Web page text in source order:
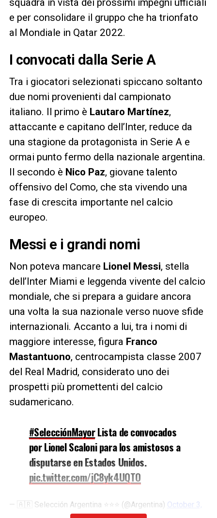
e per consolidare il gruppo che ha trionfato
al Mondiale in Qatar 2022.
I convocati dalla Serie A
Tra i giocatori selezionati spiccano soltanto
due nomi provenienti dal campionato
italiano. Il primo è Lautaro Martínez,
attaccante e capitano dell’Inter, reduce da
una stagione da protagonista in Serie A e
ormai punto fermo della nazionale argentina.
Il secondo è Nico Paz, giovane talento
offensivo del Como, che sta vivendo una
fase di crescita importante nel calcio
europeo.
Messi e i grandi nomi
Non poteva mancare Lionel Messi, stella
dell’Inter Miami e leggenda vivente del calcio
mondiale, che si prepara a guidare ancora
una volta la sua nazionale verso nuove sfide
internazionali. Accanto a lui, tra i nomi di
maggiore interesse, figura Franco
Mastantuono, centrocampista classe 2007
del Real Madrid, considerato uno dei
prospetti più promettenti del calcio
sudamericano.
#SelecciónMayorLista de convocados
por Lionel Scaloni para los amistosos a
disputarse en Estados Unidos.
pic.twitter.com/jC8yk4UQTO
— 🇦🇷 Selección Argentina ⭐⭐⭐ (@Argentina) October 3,